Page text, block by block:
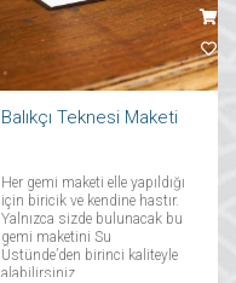
Balıkçı Teknesi Maketi
Her gemi maketi elle yapıldığı
için biricik ve kendine hastır.
Yalnızca sizde bulunacak bu
gemi maketini Su
Üstünde’den birinci kaliteyle
alabilirsiniz....